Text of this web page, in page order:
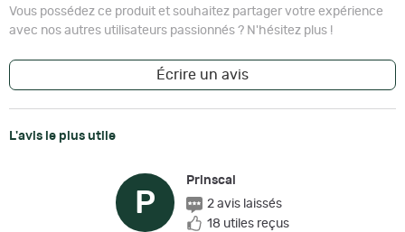
Vous possédez ce produit et souhaitez partager votre expérience
avec nos autres utilisateurs passionnés ? N'hésitez plus !
Écrire un avis
L'avis le plus utile
P
Prinscal
2 avis laissés
18 utiles reçus